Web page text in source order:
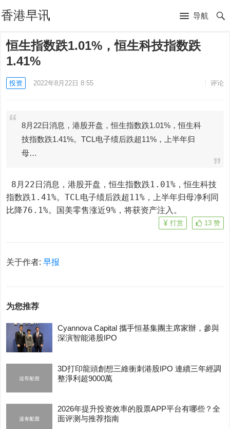
香港早讯 导航
恒生指数跌1.01%，恒生科技指数跌
1.41%
投资 2022年8月22日 8:55 评论
8月22日消息，港股开盘，恒生指数跌1.01%，恒生科
技指数跌1.41%。TCL电子绩后跌超11%，上半年归
母…
指数跌1.41%。TCL电子绩后跌超11%，上半年归母净利同
比降76.1%。国美零售涨近9%，将获资产注入。
13 赞
打赏
关于作者:早报
为您推荐
Cyannova Capital 攜手恒基集團主席家辦，參與
深演智能港股IPO
3D打印龍頭創想三維衝刺港股IPO 連續三年經調
整淨利超9000萬
2026年提升投资效率的股票APP平台有哪些？全
面评测与推荐指南